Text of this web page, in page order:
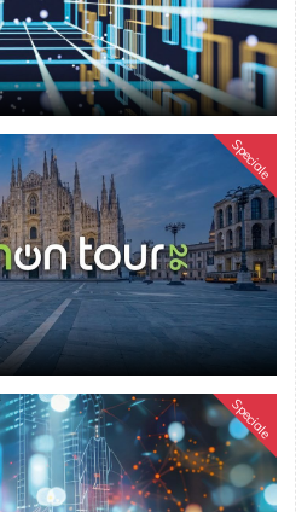
Speciale
Speciale